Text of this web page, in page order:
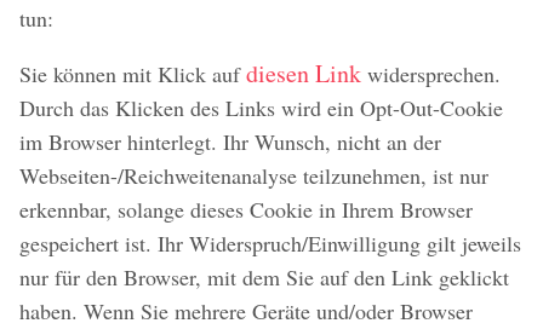
tun:
Sie können mit Klick aufdiesen Link widersprechen.
Durch das Klicken des Links wird ein Opt-Out-Cookie
im Browser hinterlegt. Ihr Wunsch, nicht an der
Webseiten-/Reichweitenanalyse teilzunehmen, ist nur
erkennbar, solange dieses Cookie in Ihrem Browser
gespeichert ist. Ihr Widerspruch/Einwilligung gilt jeweils
nur für den Browser, mit dem Sie auf den Link geklickt
haben. Wenn Sie mehrere Geräte und/oder Browser